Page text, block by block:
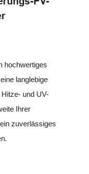
hochwertiges
langlebige
und UV-
Ihrer
zuverlässiges